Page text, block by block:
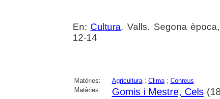
En: Cultura. Valls. Segona
12-14
Matèries: Agricultura; Clima; Conreus
Matèries:
Gomis i Mestre, Cels